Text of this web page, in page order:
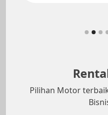
Pilihan Motor